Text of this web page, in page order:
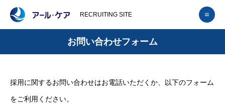
RECRUITING SITE
お問い合わせフォーム
採用に関するお問い合わせはお電話いただくか、以下のフォーム
をご利用ください。